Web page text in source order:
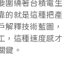
圍繞著台積電生
的就是這種把產
釋技術藍圖，
，這種速度感才
鍵。